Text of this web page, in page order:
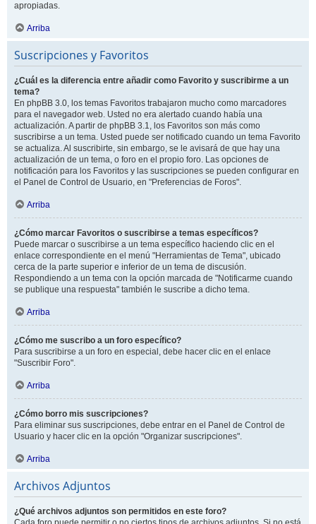
apropiadas.
Arriba
Suscripciones y Favoritos
¿Cuál es la diferencia entre añadir como Favorito y suscribirme a un
tema?
En phpBB 3.0, los temas Favoritos trabajaron mucho como marcadores
para el navegador web. Usted no era alertado cuando había una
actualización. A partir de phpBB 3.1, los Favoritos son más como
suscribirse a un tema. Usted puede ser notificado cuando un tema Favorito
se actualiza. Al suscribirte, sin embargo, se le avisará de que hay una
actualización de un tema, o foro en el propio foro. Las opciones de
notificación para los Favoritos y las suscripciones se pueden configurar en
el Panel de Control de Usuario, en "Preferencias de Foros".
Arriba
¿Cómo marcar Favoritos o suscribirse a temas específicos?
Puede marcar o suscribirse a un tema específico haciendo clic en el
enlace correspondiente en el menú "Herramientas de Tema", ubicado
cerca de la parte superior e inferior de un tema de discusión.
Respondiendo a un tema con la opción marcada de "Notificarme cuando
se publique una respuesta" también le suscribe a dicho tema.
Arriba
¿Cómo me suscribo a un foro específico?
Para suscribirse a un foro en especial, debe hacer clic en el enlace
"Suscribir Foro".
Arriba
¿Cómo borro mis suscripciones?
Para eliminar sus suscripciones, debe entrar en el Panel de Control de
Usuario y hacer clic en la opción "Organizar suscripciones".
Arriba
Archivos Adjuntos
¿Qué archivos adjuntos son permitidos en este foro?